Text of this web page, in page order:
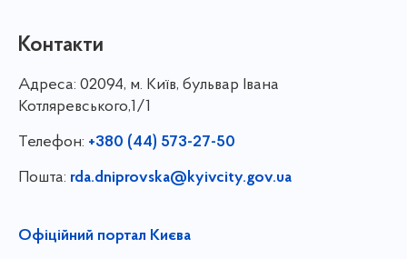
Контакти
Адреса: 02094, м. Київ, бульвар Івана
Котляревського,1/1
Телефон: +380 (44) 573-27-50
Пошта: rda.dniprovska@kyivcity.gov.ua
Офіційний портал Києва